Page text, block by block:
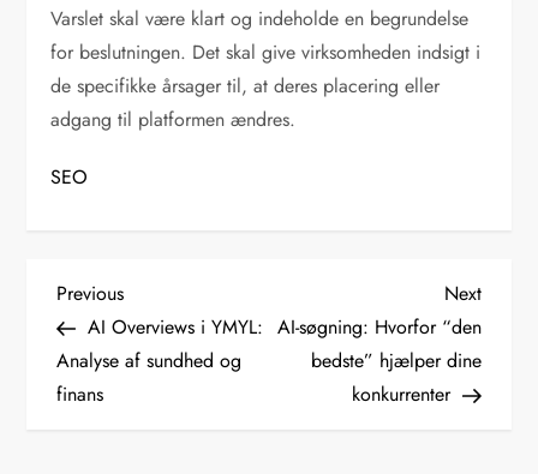
Varslet skal være klart og indeholde en begrundelse
for beslutningen. Det skal give virksomheden indsigt i
de specifikke årsager til, at deres placering eller
adgang til platformen ændres.
SEO
I
n
d
Previous
Post
Previous
AI Overviews i YMYL:
Analyse af sundhed og
finans
Next
Post
Next
AI-søgning: Hvorfor “den
bedste” hjælper dine
konkurrenter